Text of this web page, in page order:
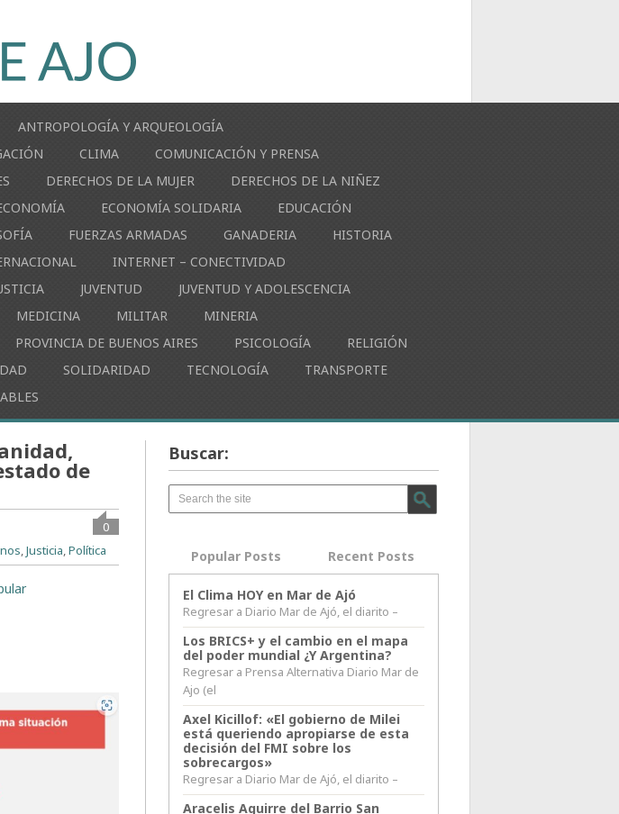
ANTROPOLOGÍA Y ARQUEOLOGÍA
CLIMA
COMUNICACIÓN Y PRENSA
DERECHOS DE LA MUJER
DERECHOS DE LA NIÑEZ
ECONOMÍA SOLIDARIA
EDUCACIÓN
FUERZAS ARMADAS GANADERIA
HISTORIA
INTERNET – CONECTIVIDAD
JUVENTUD
JUVENTUD Y ADOLESCENCIA
MEDICINA MILITAR
MINERIA
PROVINCIA DE BUENOS AIRES PSICOLOGÍA
RELIGIÓN
SOLIDARIDAD TECNOLOGÍA
TRANSPORTE
de
0
,Justicia,Política
Buscar:
Popular Posts Recent Posts
El Clima HOY en Mar de Ajó
Regresar a Diario Mar de Ajó, el diarito –
Los BRICS+ y el cambio en el mapa
del poder mundial ¿Y Argentina?
Regresar a Prensa Alternativa Diario Mar de
Ajo (el
Axel Kicillof: «El gobierno de Milei
está queriendo apropiarse de esta
decisión del FMI sobre los
sobrecargos»
Regresar a Diario Mar de Ajó, el diarito –
Aracelis Aguirre del Barrio San